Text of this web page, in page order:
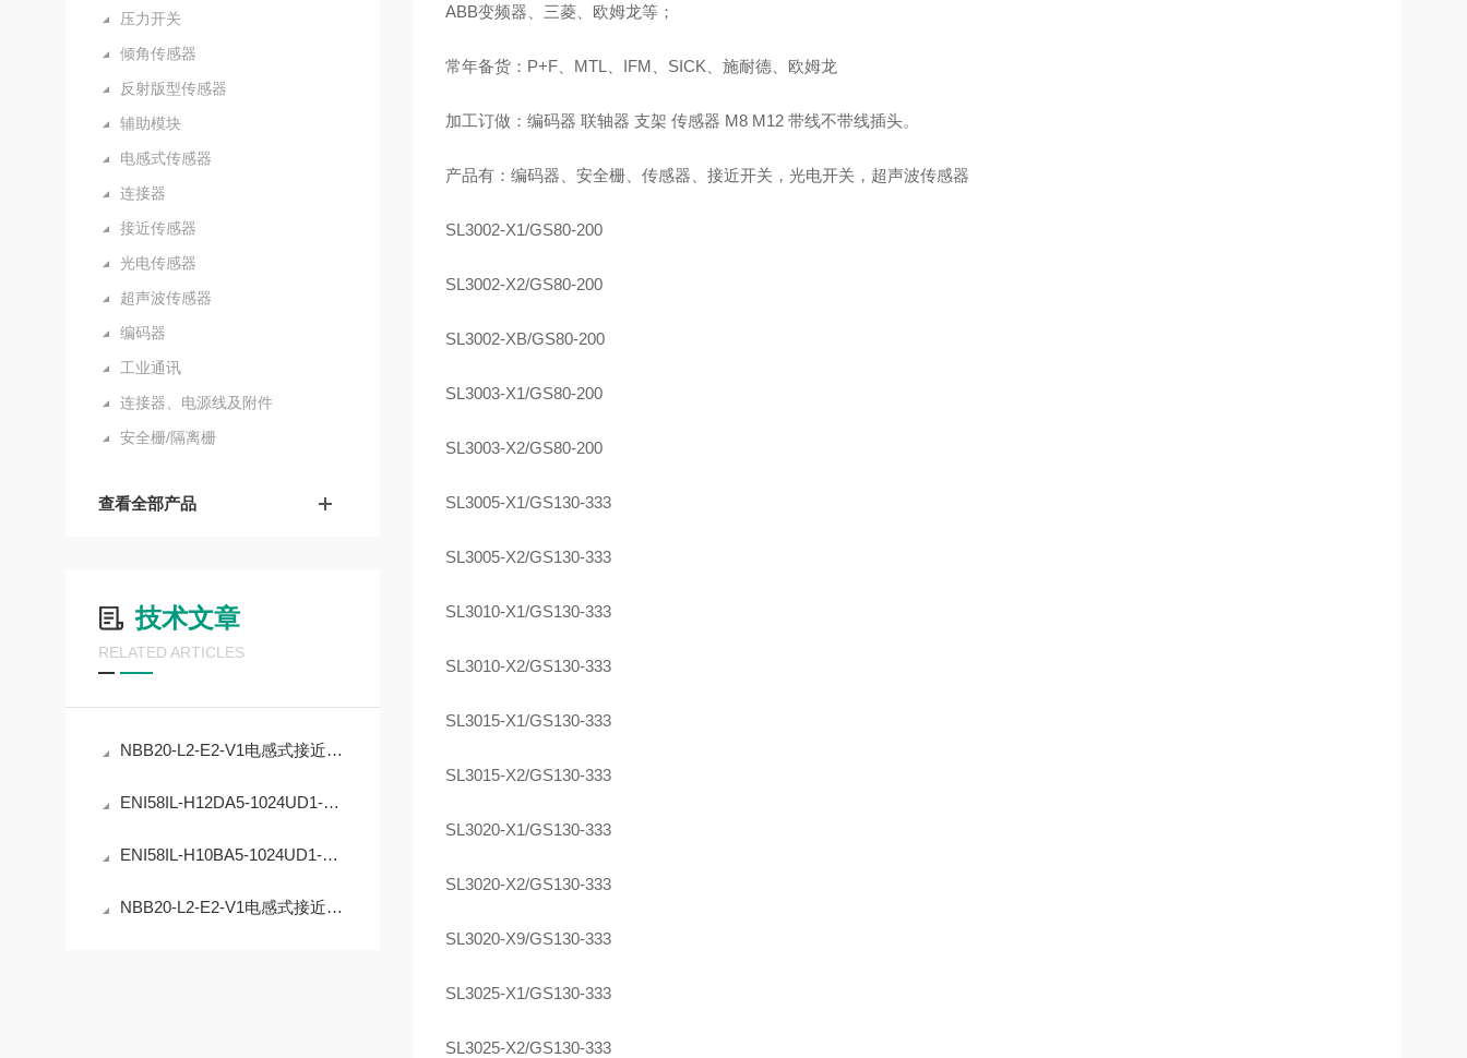
压力开关
倾角传感器
反射版型传感器
辅助模块
电感式传感器
连接器
接近传感器
光电传感器
超声波传感器
编码器
工业通讯
连接器、电源线及附件
安全栅/隔离栅
查看全部产品
技术文章
RELATED ARTICLES
NBB20-L2-E2-V1电感式接近开关的工业自动化应用
ENI58IL-H12DA5-1024UD1-RC1编码器在工业定位中的应用
ENI58IL-H10BA5-1024UD1-RC1编码器的原理与应用
NBB20-L2-E2-V1电感式接近开关的安装与调试指南
ABB变频器、三菱、欧姆龙等；
常年备货：P+F、MTL、IFM、SICK、施耐德、欧姆龙
加工订做：编码器 联轴器 支架 传感器 M8 M12 带线不带线插头。
产品有：编码器、安全栅、传感器、接近开关，光电开关，超声波传感器
SL3002-X1/GS80-200
SL3002-X2/GS80-200
SL3002-XB/GS80-200
SL3003-X1/GS80-200
SL3003-X2/GS80-200
SL3005-X1/GS130-333
SL3005-X2/GS130-333
SL3010-X1/GS130-333
SL3010-X2/GS130-333
SL3015-X1/GS130-333
SL3015-X2/GS130-333
SL3020-X1/GS130-333
SL3020-X2/GS130-333
SL3020-X9/GS130-333
SL3025-X1/GS130-333
SL3025-X2/GS130-333